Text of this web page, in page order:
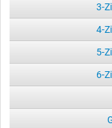
3-
4-
5-
6-